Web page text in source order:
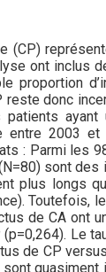
(CP)
ont inclus
proportion
donc
entre 2003
: Parmi les
sont
plus longs
Toutefois,
de CA ont
Le
de CP